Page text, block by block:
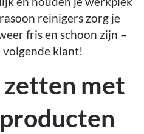
reinigers zorg je
fris en schoon zijn –
klant!
zetten met